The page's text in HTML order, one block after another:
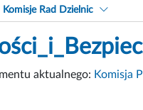
Komisje Rad Dzielnic
aktualnego: Komisja